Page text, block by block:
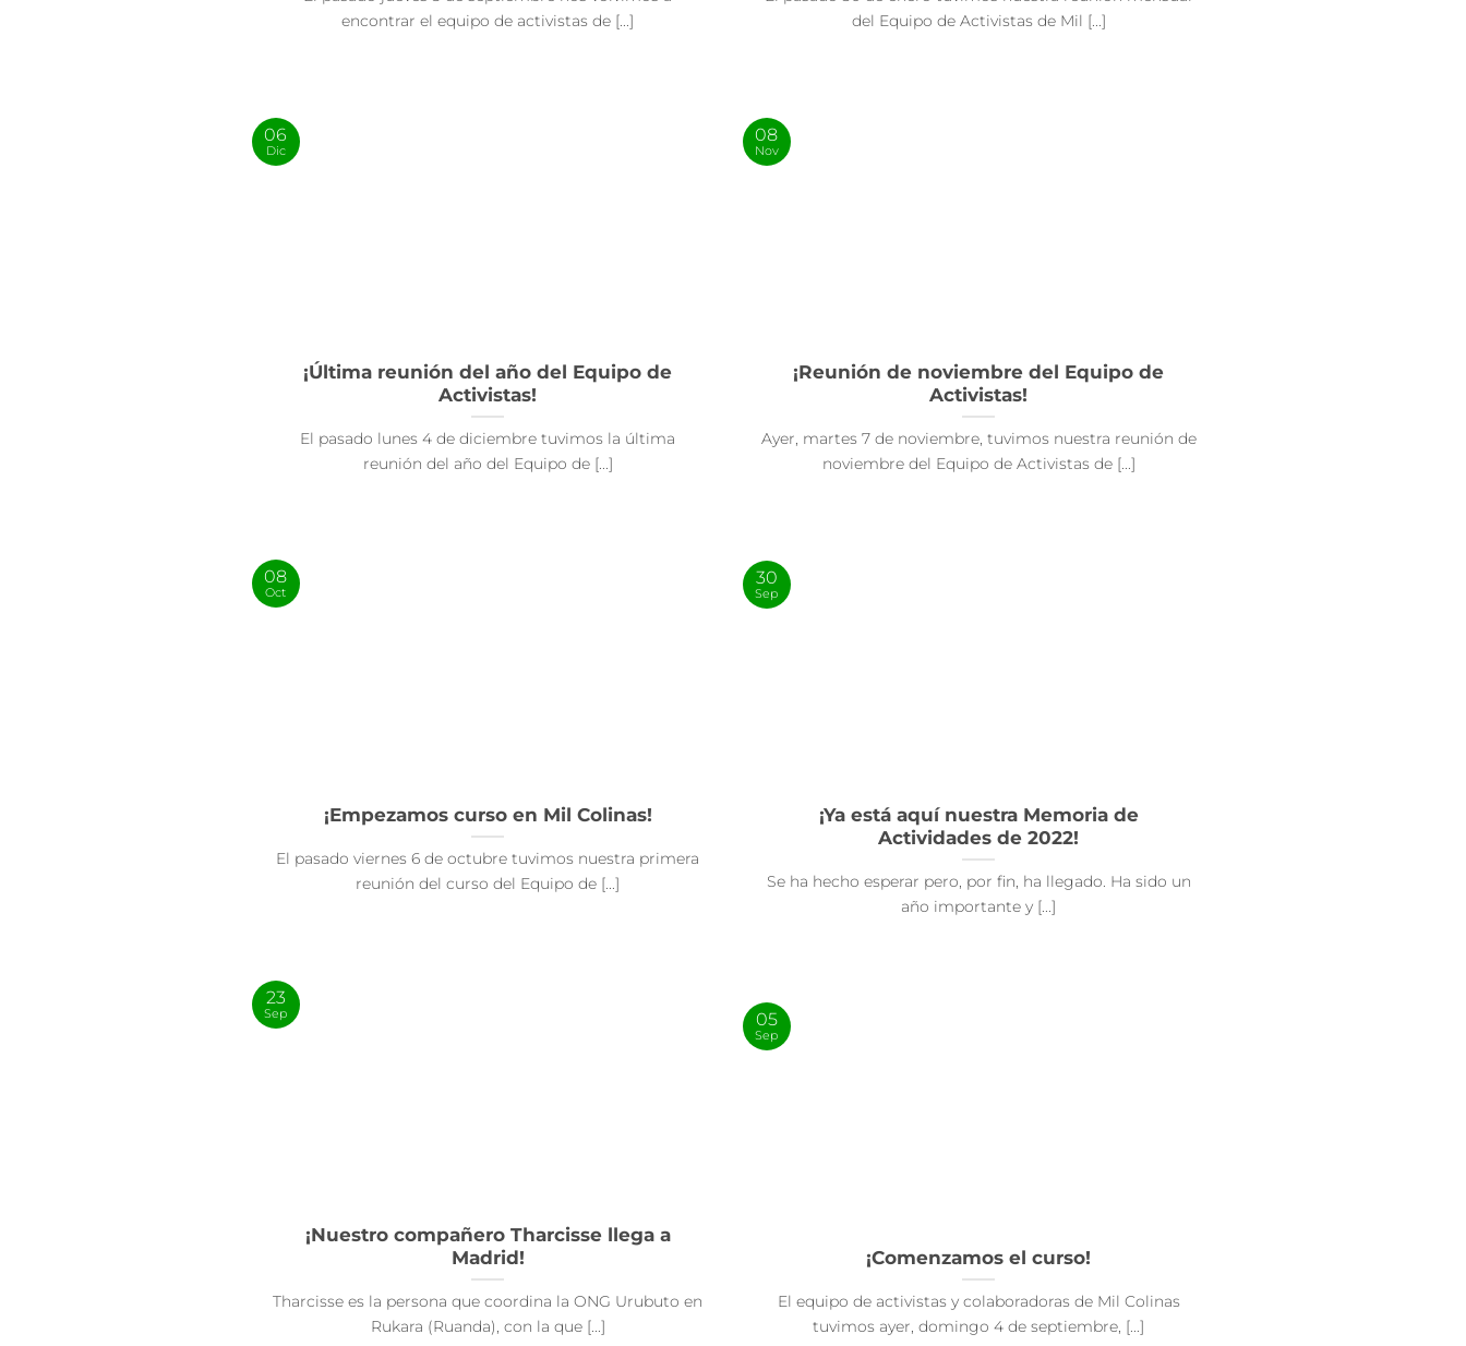
encontrar el equipo de activistas de [...]
del Equipo de Activistas de Mil [...]
¡Última reunión del año del Equipo de
Activistas!
El pasado lunes 4 de diciembre tuvimos la última
reunión del año del Equipo de [...]
06
Dic
¡Reunión de noviembre del Equipo de
Activistas!
Ayer, martes 7 de noviembre, tuvimos nuestra reunión de
noviembre del Equipo de Activistas de [...]
08
Nov
¡Empezamos curso en Mil Colinas!
El pasado viernes 6 de octubre tuvimos nuestra primera
reunión del curso del Equipo de [...]
08
Oct
¡Ya está aquí nuestra Memoria de
Actividades de 2022!
Se ha hecho esperar pero, por fin, ha llegado. Ha sido un
año importante y [...]
30
Sep
¡Nuestro compañero Tharcisse llega a
Madrid!
Tharcisse es la persona que coordina la ONG Urubuto en
Rukara (Ruanda), con la que [...]
23
Sep
¡Comenzamos el curso!
El equipo de activistas y colaboradoras de Mil Colinas
tuvimos ayer, domingo 4 de septiembre, [...]
05
Sep